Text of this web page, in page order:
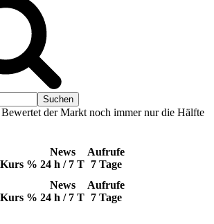
der Markt noch immer nur die Hälfte
Kurs %
News
24 h / 7 T
Aufrufe
7 Tage
Kurs %
News
24 h / 7 T
Aufrufe
7 Tage